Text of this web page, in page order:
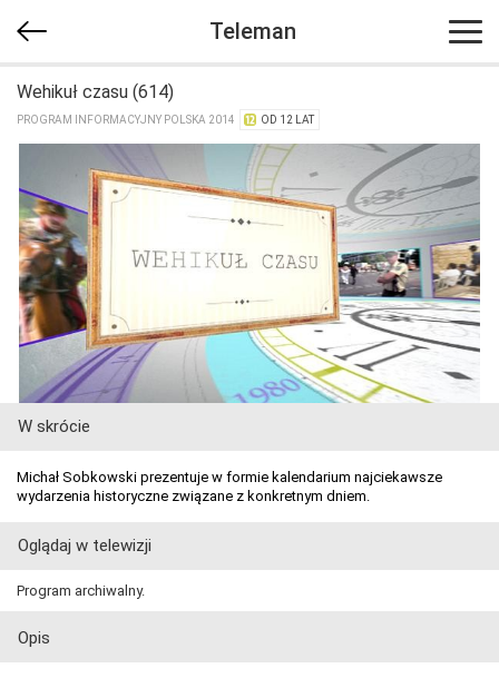
Teleman
Wehikuł czasu (614)
PROGRAM INFORMACYJNY POLSKA 2014 OD 12 LAT
W skrócie
Michał Sobkowski prezentuje w formie kalendarium najciekawsze
wydarzenia historyczne związane z konkretnym dniem.
Oglądaj w telewizji
Program archiwalny.
Opis